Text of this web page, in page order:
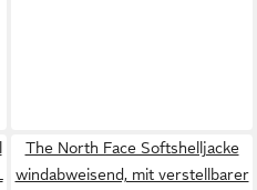
The North Face Softshelljacke
windabweisend, mit verstellbarer